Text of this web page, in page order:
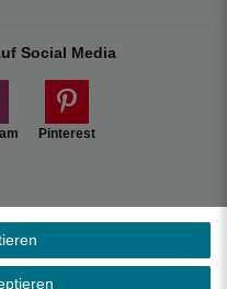
Social Media
Pinterest